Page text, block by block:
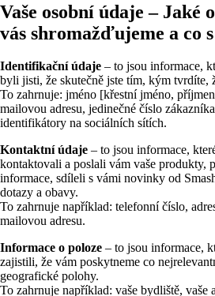
Vaše osobní údaje – Jaké
vás shromažďujeme a co
Identifikační údaje – to jsou informace,
byli jisti, že skutečně jste tím, kým tvrdíte,
To zahrnuje: jméno [křestní jméno,
mailovou adresu, jedinečné číslo
identifikátory na sociálních sítích.
Kontaktní údaje – to jsou informace,
kontaktovali a poslali vám vaše produkty,
informace, sdíleli s vámi novinky od
dotazy a obavy.
To zahrnuje například: telefonní číslo,
mailovou adresu.
Informace o poloze – to jsou informace,
zajistili, že vám poskytneme co
geografické polohy.
To zahrnuje například: vaše bydliště, vaše